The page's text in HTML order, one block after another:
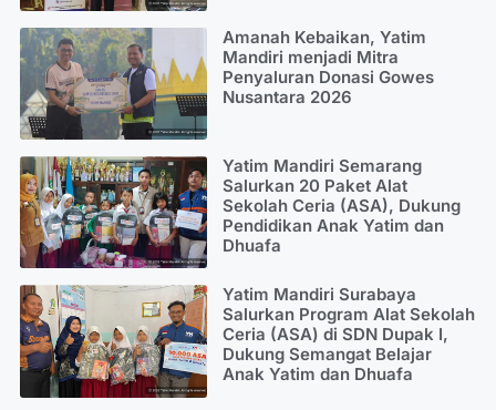
Amanah Kebaikan, Yatim
Mandiri menjadi Mitra
Penyaluran Donasi Gowes
Nusantara 2026
Yatim Mandiri Semarang
Salurkan 20 Paket Alat
Sekolah Ceria (ASA), Dukung
Pendidikan Anak Yatim dan
Dhuafa
Yatim Mandiri Surabaya
Salurkan Program Alat Sekolah
Ceria (ASA) di SDN Dupak I,
Dukung Semangat Belajar
Anak Yatim dan Dhuafa